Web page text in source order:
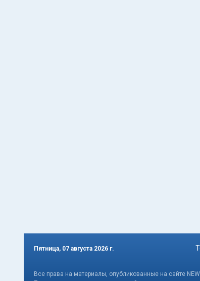
Пятница, 07 августа 2026 г.
Все права на материалы, опубликованные на сайте